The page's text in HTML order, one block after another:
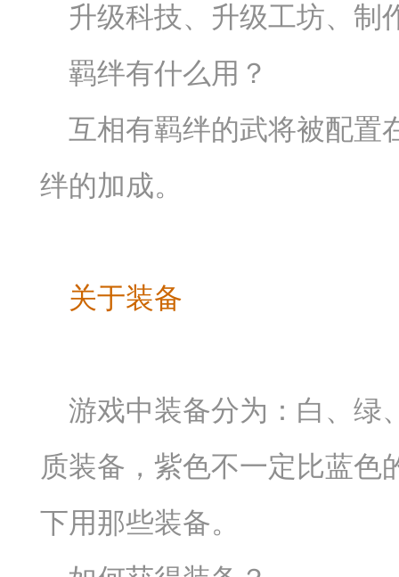
升级科技、升级工坊、制
羁绊有什么用？
互相有羁绊的武将被配置
绊的加成。
关于装备
游戏中装备分为：白、绿
质装备，紫色不一定比蓝色
下用那些装备。